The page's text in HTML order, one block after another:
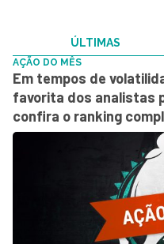
ÚLTIMAS
AÇÃO DO MÊS
Em tempos de
favorita dos analistas
confira o ranking